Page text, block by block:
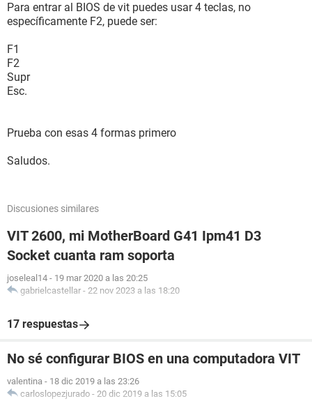
Para entrar al BIOS de vit puedes usar 4 teclas, no
específicamente F2, puede ser:
F1
F2
Supr
Esc.
Prueba con esas 4 formas primero
Saludos.
Discusiones similares
VIT 2600, mi MotherBoard G41 Ipm41 D3
Socket cuanta ram soporta
joseleal14 - 19 mar 2020 a las 20:25
gabrielcastellar - 22 nov 2023 a las 18:20
17 respuestas
No sé configurar BIOS en una computadora VIT
valentina - 18 dic 2019 a las 23:26
carloslopezjurado - 20 dic 2019 a las 15:05